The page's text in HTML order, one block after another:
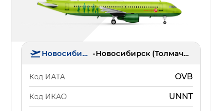
Новосибирск - Новосибирск (Толмачёво)
Код ИАТА OVB
Код ИКАО UNNT